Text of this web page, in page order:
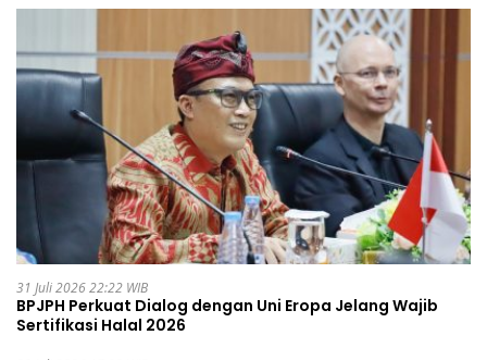
31 Juli 2026 22:22 WIB
BPJPH Perkuat Dialog dengan Uni Eropa Jelang Wajib
Sertifikasi Halal 2026